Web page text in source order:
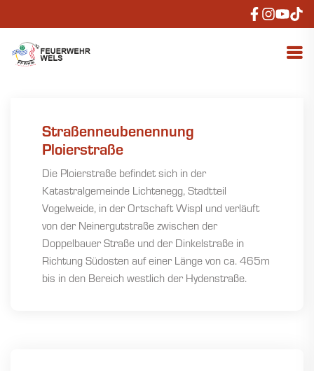
Straßenneubenennung
Ploierstraße
Die Ploierstraße befindet sich in der
Katastralgemeinde Lichtenegg, Stadtteil
Vogelweide, in der Ortschaft Wispl und verläuft
von der Neinergutstraße zwischen der
Doppelbauer Straße und der Dinkelstraße in
Richtung Südosten auf einer Länge von ca. 465m
bis in den Bereich westlich der Hydenstraße.